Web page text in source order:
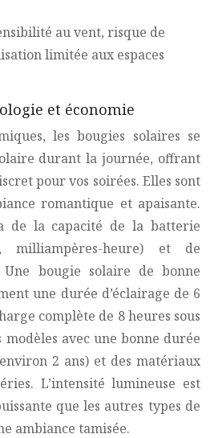
au vent, risque de
limitée aux espaces
et économie
les bougies solaires se
durant la journée, offrant
pour vos soirées. Elles sont
romantique et apaisante.
de la capacité de la batterie
milliampères-heure) et de
Une bougie solaire de bonne
une durée d’éclairage de 6
complète de 8 heures sous
modèles avec une bonne durée
2 ans) et des matériaux
L’intensité lumineuse est
que les autres types de
ambiance tamisée.